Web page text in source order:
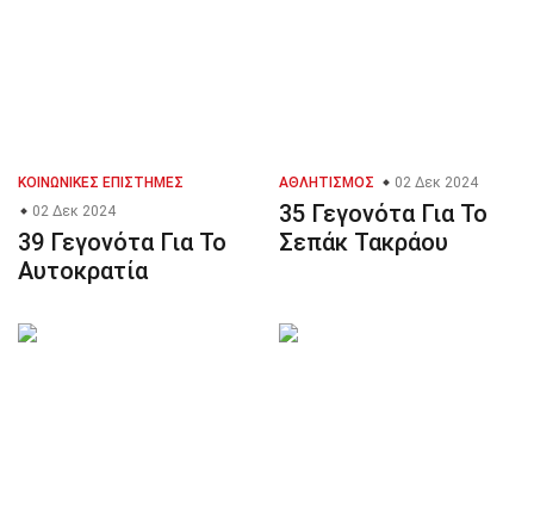
ΚΟΙΝΩΝΙΚΈΣ ΕΠΙΣΤΉΜΕΣ
02 Δεκ 2024
39 Γεγονότα Για Το
Αυτοκρατία
ΑΘΛΗΤΙΣΜΌΣ 02 Δεκ 2024
35 Γεγονότα Για Το
Σεπάκ Τακράου